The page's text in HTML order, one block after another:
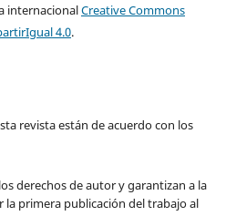
internacionalCreative Commons
4.0.
revista están de acuerdo con los
derechos de autor y garantizan a la
la primera publicación del trabajo al